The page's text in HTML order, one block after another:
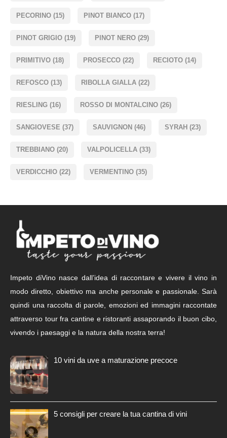
PECORINO (15) PINOT BIANCO (17)
PINOT GRIGIO (19) PINOT NERO (29)
PRIMITIVO (18) PROSECCO (22) RECIOTO (14)
REFOSCO (13) RIBOLLA GIALLA (22)
RIESLING (16) ROSSO DI MONTALCINO (26)
SANGIOVESE (37) SAUVIGNON (46) SYRAH (23)
TREBBIANO (20) VALPOLICELLA (33)
VERDICCHIO (22) VERMENTINO (35)
Impeto diVino nasce dall’idea di raccontare e vivere il vino in
modo diretto, obiettivo ma anche personale e passionale. Sarà
quindi una raccolta di parole, emozioni ed immagini raccontate
attraverso tour fra cantine e ristoranti assaporando il buon cibo,
vivendo i paesaggi e la natura della nostra terra!
10 vini da uve a maturazione precoce
5 consigli per creare la tua cantina di vini